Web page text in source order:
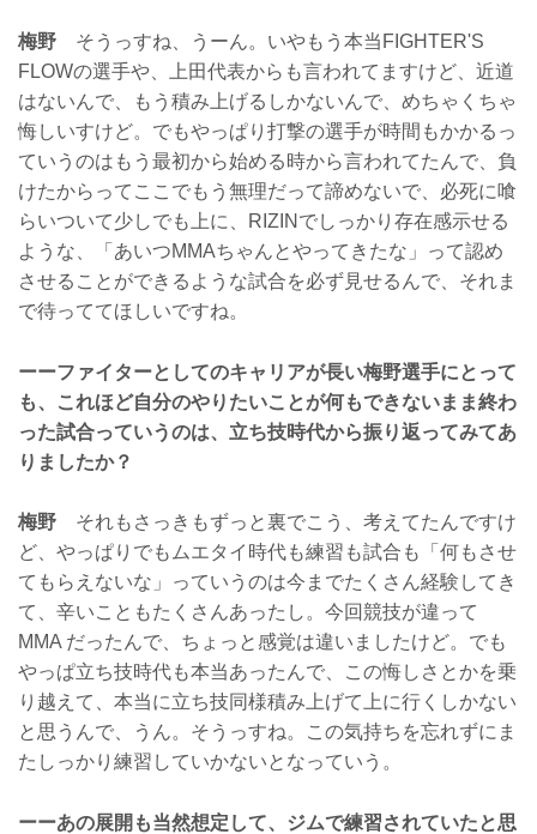
梅野 そうっすね、うーん。いやもう本当FIGHTER'S
FLOWの選手や、上田代表からも言われてますけど、近道
はないんで、もう積み上げるしかないんで、めちゃくちゃ
悔しいすけど。でもやっぱり打撃の選手が時間もかかるっ
ていうのはもう最初から始める時から言われてたんで、負
けたからってここでもう無理だって諦めないで、必死に喰
らいついて少しでも上に、RIZINでしっかり存在感示せる
ような、「あいつMMAちゃんとやってきたな」って認め
させることができるような試合を必ず見せるんで、それま
で待っててほしいですね。
ーーファイターとしてのキャリアが長い梅野選手にとって
も、これほど自分のやりたいことが何もできないまま終わ
った試合っていうのは、立ち技時代から振り返ってみてあ
りましたか？
梅野 それもさっきもずっと裏でこう、考えてたんですけ
ど、やっぱりでもムエタイ時代も練習も試合も「何もさせ
てもらえないな」っていうのは今までたくさん経験してき
て、辛いこともたくさんあったし。今回競技が違って
MMA だったんで、ちょっと感覚は違いましたけど。でも
やっぱ立ち技時代も本当あったんで、この悔しさとかを乗
り越えて、本当に立ち技同様積み上げて上に行くしかない
と思うんで、うん。そうっすね。この気持ちを忘れずにま
たしっかり練習していかないとなっていう。
ーーあの展開も当然想定して、ジムで練習されていたと思